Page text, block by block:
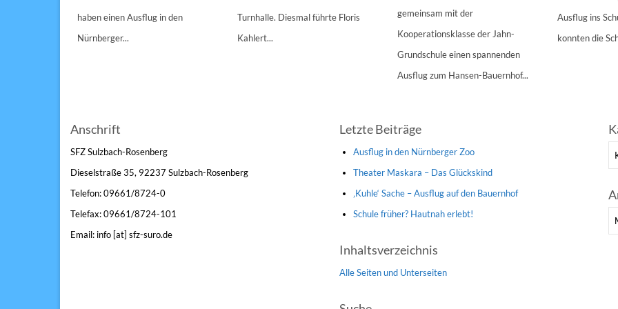
haben einen Ausflug in den
Nürnberger...
Turnhalle. Diesmal führte Floris
Kahlert...
gemeinsam mit der
Kooperationsklasse der Jahn-
Grundschule einen spannenden
Ausflug zum Hansen-Bauernhof...
Ausflug ins
konnten die
Anschrift
SFZ Sulzbach-Rosenberg
Dieselstraße 35, 92237 Sulzbach-Rosenberg
Telefon: 09661/8724-0
Telefax: 09661/8724-101
Email: info [at] sfz-suro.de
Letzte Beiträge
Ausflug in den Nürnberger Zoo
Theater Maskara – Das Glückskind
‚Kuhle‘ Sache – Ausflug auf den Bauernhof
Schule früher? Hautnah erlebt!
Inhaltsverzeichnis
Alle Seiten und Unterseiten